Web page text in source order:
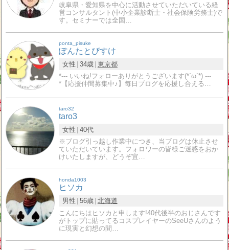
岐阜県・愛知県を中心に活動させていただいている経
営コンサルタント(中小企業診断士・社会保険労務士)で
す。セミナーでは全国…
ponta_pisuke
ぽんたとぴすけ
女性 34歳 東京都
*--- いいね!フォローありがとうございます(*´ω`*) ---
*【応援仲間募集中♪】毎日ブログを応援し合える…
taro32
taro3
女性 40代
※ブログ引っ越し作業中につき、当ブログは休止させ
ていただいています。フォロワーの皆様ご迷惑をおか
けいたしますが、どうぞ宜…
honda1003
ヒソカ
男性 56歳 北海道
こんにちはヒソカと申します!40代後半のおじさんです
がトップに貼ってるコスプレイヤーのSeeUさんのよう
に現実と幻想の間…